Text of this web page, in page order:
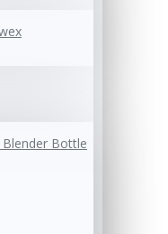
Blender Bottle